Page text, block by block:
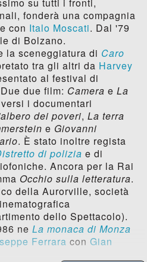
su tutti i fronti,
fonderà una compagnia
con Italo Moscati. Dal '79
di Bolzano.
la sceneggiatura di Caro
tra gli altri da Harvey
al festival di
due film: Camera e La
i documentari
dei poveri, La terra
e Giovanni
. È stato inoltre regista
di polizia e di
Ancora per la Rai
Occhio sulla letteratura.
della Aurorville, società
dello Spettacolo).
ne La monaca di Monza
Ferrara con Gian